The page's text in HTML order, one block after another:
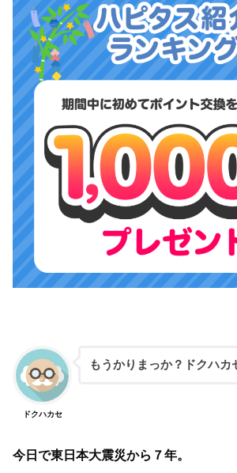
ドクハカセ
もうかりまっか？ドクハカ
今日で東日本大震災から７年。